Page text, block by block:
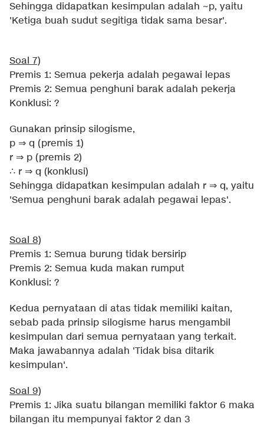
Sehingga didapatkan kesimpulan adalah ~p, yaitu
'Ketiga buah sudut segitiga tidak sama besar'.
Soal 7)
Premis 1: Semua pekerja adalah pegawai lepas
Premis 2: Semua penghuni barak adalah pekerja
Konklusi: ?
Gunakan prinsip silogisme,
p ⇒ q (premis 1)
r ⇒ p (premis 2)
∴ r ⇒ q (konklusi)
Sehingga didapatkan kesimpulan adalah r ⇒ q, yaitu
'Semua penghuni barak adalah pegawai lepas'.
Soal 8)
Premis 1: Semua burung tidak bersirip
Premis 2: Semua kuda makan rumput
Konklusi: ?
Kedua pernyataan di atas tidak memiliki kaitan,
sebab pada prinsip silogisme harus mengambil
kesimpulan dari semua pernyataan yang terkait.
Maka jawabannya adalah 'Tidak bisa ditarik
kesimpulan'.
Soal 9)
Premis 1: Jika suatu bilangan memiliki faktor 6 maka
bilangan itu mempunyai faktor 2 dan 3